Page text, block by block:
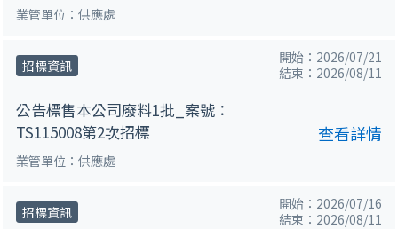
業管單位：供應處
招標資訊
開始：2026/07/21
結束：2026/08/11
公告標售本公司廢料1批_案號：
TS115008第2次招標
業管單位：供應處
查看詳情
招標資訊
開始：2026/07/16
結束：2026/08/11